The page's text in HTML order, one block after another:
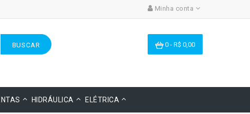
Minha conta
BUSCAR 0 - R$ 0,00
HIDRÁULICA ELÉTRICA